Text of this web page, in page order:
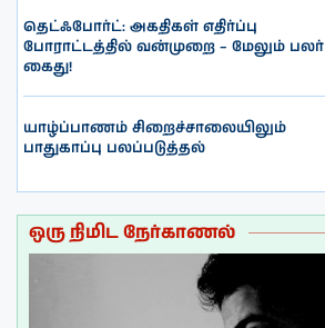
தெட்ஃபோர்ட்: அகதிகள் எதிர்ப்பு
போராட்டத்தில் வன்முறை – மேலும் பலர்
கைது!
யாழ்ப்பாணம் சிறைச்சாலையிலும்
பாதுகாப்பு பலப்படுத்தல்
ஒரு நிமிட நேர்காணல்